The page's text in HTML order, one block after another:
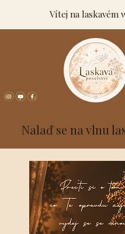
Vítej na laskavém
Nalaď se na vlnu